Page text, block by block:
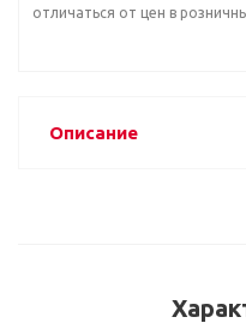
отличаться от цен в
Описание